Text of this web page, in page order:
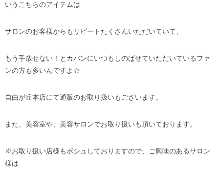
いうこちらのアイテムは
サロンのお客様からもリピートたくさんいただいていて、
もう手放せない！とカバンにいつもしのばせていただいているファ
ンの方も多いんですよ☆
自由が丘本店にて通販のお取り扱いもございます。
また、美容室や、美容サロンでお取り扱いも頂いております。
※お取り扱い店様もボシュしておりますので、ご興味のあるサロン
様は